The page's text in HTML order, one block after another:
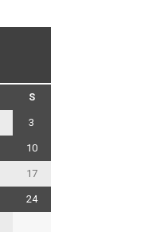
S
3
10
17
24